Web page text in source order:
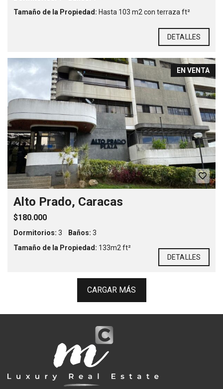
Tamaño de la Propiedad: Hasta 103 m2 con terraza ft²
DETALLES
EN VENTA
Alto Prado, Caracas
$180.000
Dormitorios: 3 Baños: 3
Tamaño de la Propiedad: 133m2 ft²
DETALLES
CARGAR MÁS